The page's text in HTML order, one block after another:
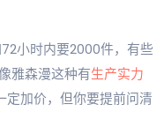
小时内要2000件，有些
雅森漫这种有生产实力
加价，但你要提前问清